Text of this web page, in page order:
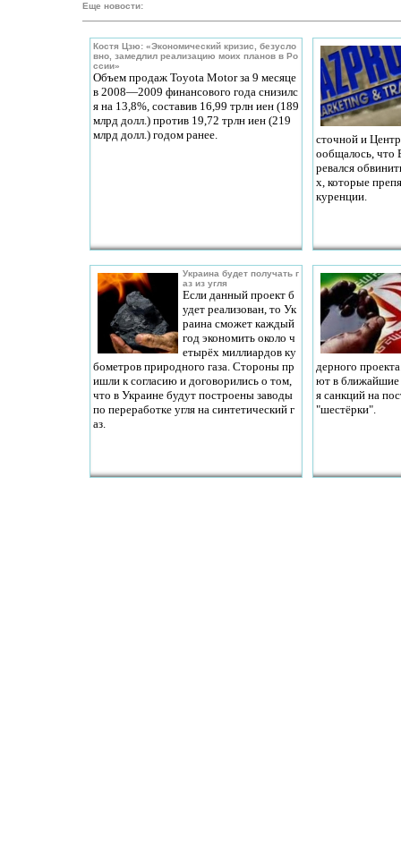
Еще новости:
Костя Цзю: «Экономический кризис, безусло
вно, замедлил реализацию моих планов в Ро
ссии»
Объем продаж Toyota Motor за 9 месяце
в 2008—2009 финансового года снизилс
я на 13,8%, составив 16,99 трлн иен (189
млрд долл.) против 19,72 трлн иен (219
млрд долл.) годом ранее.
сточной и
ообщалось, что
ревался
х, которые
куренции.
Украина будет получать г
аз из угля
Если данный проект б
удет реализован, то Ук
раина сможет каждый
год экономить около ч
етырёх миллиардов ку
бометров природного газа. Стороны пр
ишли к согласию и договорились о том,
что в Украине будут построены заводы
по переработке угля на синтетический г
аз.
дерного
ют в ближайшие
я санкций на
"шестёрки".